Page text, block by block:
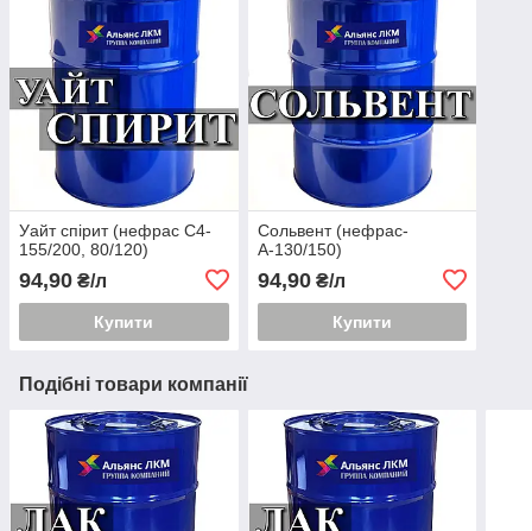
Уайт спірит (нефрас С4-
155/200, 80/120)
94,90 ₴/л
Купити
Сольвент (нефрас-
А-130/150)
94,90₴/л
Купити
Подібні товари компанії